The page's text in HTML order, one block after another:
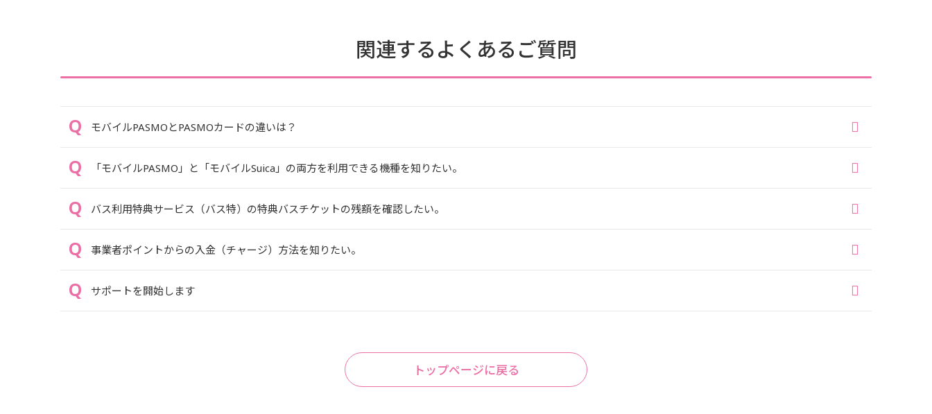
関連するよくあるご質問
モバイルPASMOとPASMOカードの違いは？
「モバイルPASMO」と「モバイルSuica」の両方を利用できる機種を知りたい。
バス利用特典サービス（バス特）の特典バスチケットの残額を確認したい。
事業者ポイントからの入金（チャージ）方法を知りたい。
サポートを開始します
トップページに戻る